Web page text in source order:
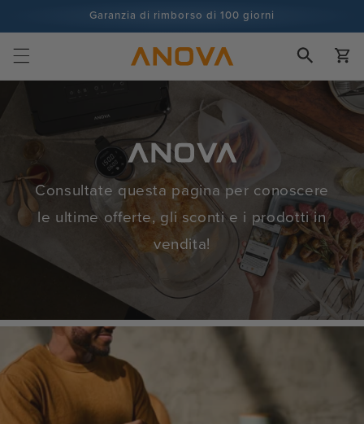
Garanzia di rimborso di 100 giorni
Più di 100 milioni di cuochi e in continuo aumento
Carrello
Consultate questa pagina per conoscere
le ultime offerte, gli sconti e i prodotti in
vendita!